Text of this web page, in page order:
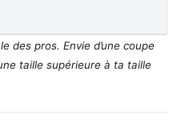
des pros. Envie d’une coupe
taille supérieure à ta taille